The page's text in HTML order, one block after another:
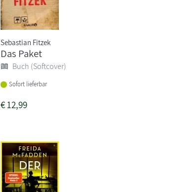
Sebastian Fitzek
Das Paket
Buch (Softcover)
Sofort lieferbar
€12,99